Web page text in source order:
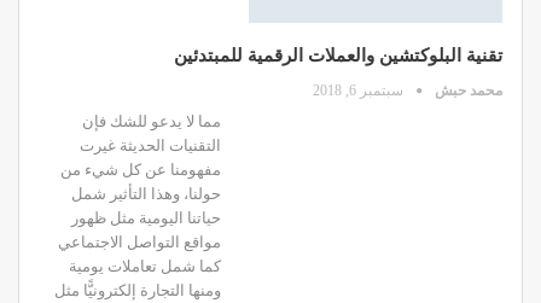
تقنية البلوكتشين والعملات الرقمية للمبتدئين
محمد حبش سبتمبر 6, 2018
مما لا یدعو للشك فإن
التقنیات الحدیثة غیرت
مفهومنا عن كل شيء من
حولنا، وهذا التأثیر شمل
حیاتنا الیومیة مثل ظهور
مواقع التواصل الاجتماعي
كما شمل تعاملات یومیة
ومنها التجارة إلكترونیًّا مثل